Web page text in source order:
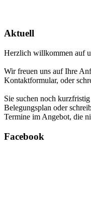
Aktuell
Herzlich willkommen auf
Wir freuen uns auf Ihre
Kontaktformular, oder
Sie suchen noch
Belegungsplan oder
Termine im Angebot, die
Facebook